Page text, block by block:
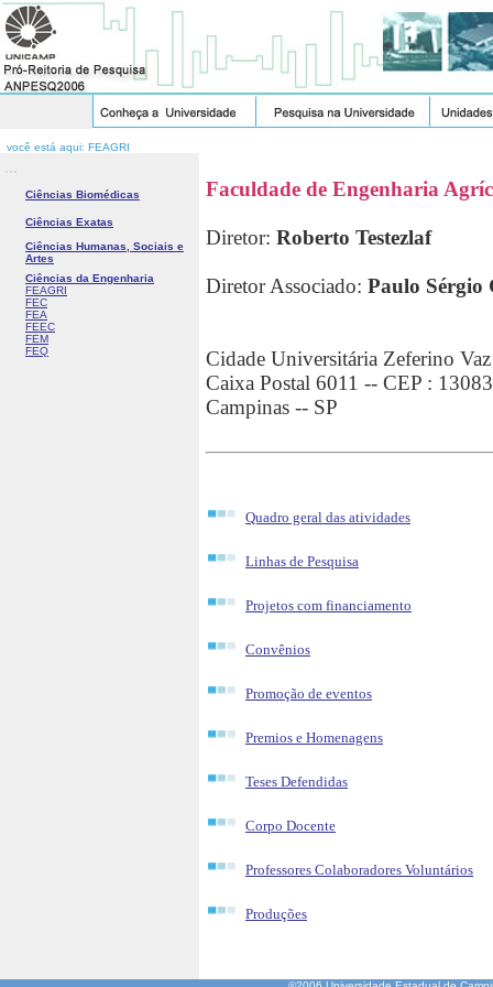
você está aqui: FEAGRI
...
Ciências Biomédicas
Ciências Exatas
Ciências Humanas, Sociais e
Artes
Ciências da Engenharia
FEAGRI
FEC
FEA
FEEC
FEM
FEQ
Faculdade de Engenharia
Diretor: Roberto Testezlaf
Diretor Associado: Paulo Sérgio
Cidade Universitária Zeferino Vaz
Caixa Postal 6011 -- CEP :
Campinas -- SP
Quadro geral das atividades
Linhas de Pesquisa
Projetos com financiamento
Convênios
Promoção de eventos
Premios e Homenagens
Teses Defendidas
Corpo Docente
Professores Colaboradores Voluntários
Produções